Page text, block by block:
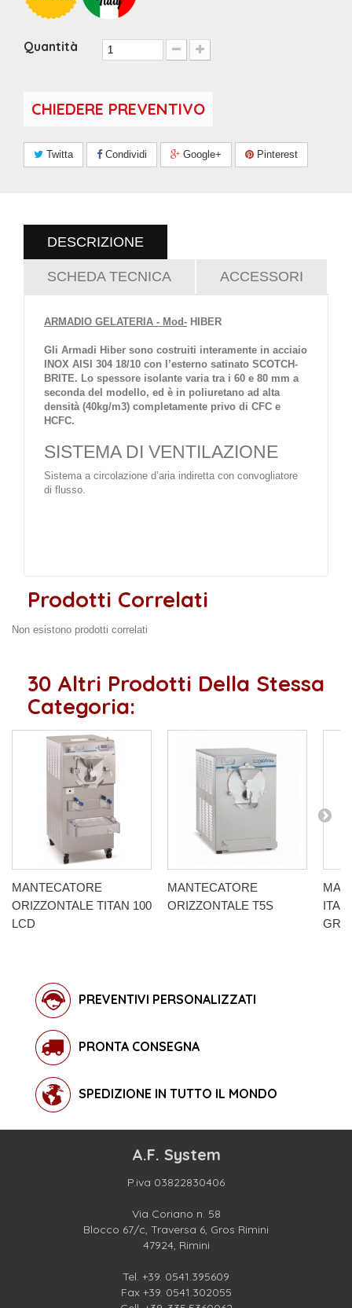
Quantità
CHIEDERE PREVENTIVO
Twitta Condividi Google+ Pinterest
DESCRIZIONE
SCHEDA TECNICA ACCESSORI
ARMADIO GELATERIA - Mod- HIBER
Gli Armadi Hiber sono costruiti interamente in acciaio
INOX AISI 304 18/10 con l’esterno satinato SCOTCH-
BRITE. Lo spessore isolante varia tra i 60 e 80 mm a
seconda del modello, ed è in poliuretano ad alta
densità (40kg/m3) completamente privo di CFC e
HCFC.
SISTEMA DI VENTILAZIONE
Sistema a circolazione d’aria indiretta con convogliatore
di flusso.
Prodotti Correlati
Non esistono prodotti correlati
30 Altri Prodotti Della Stessa
Categoria:
MANTECATORE
ORIZZONTALE TITAN 100
LCD
MANTECATORE
ORIZZONTALE T5S
PREVENTIVI PERSONALIZZATI
PRONTA CONSEGNA
SPEDIZIONE IN TUTTO IL MONDO
A.F. System
P.iva 03822830406
Via Coriano n. 58
Blocco 67/c, Traversa 6, Gros Rimini
47924, Rimini
Tel. +39. 0541.395609
Fax +39. 0541.302055